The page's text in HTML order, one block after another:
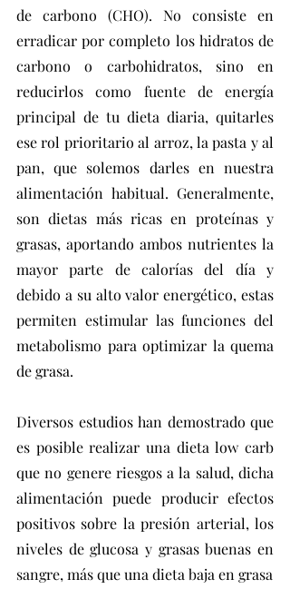
de carbono (CHO). No consiste en
erradicar por completo los hidratos de
carbono o carbohidratos, sino en
reducirlos como fuente de energía
principal de tu dieta diaria, quitarles
ese rol prioritario al arroz, la pasta y al
pan, que solemos darles en nuestra
alimentación habitual. Generalmente,
son dietas más ricas en proteínas y
grasas, aportando ambos nutrientes la
mayor parte de calorías del día y
debido a su alto valor energético, estas
permiten estimular las funciones del
metabolismo para optimizar la quema
de grasa.
Diversos estudios han demostrado que
es posible realizar una dieta low carb
que no genere riesgos a la salud, dicha
alimentación puede producir efectos
positivos sobre la presión arterial, los
niveles de glucosa y grasas buenas en